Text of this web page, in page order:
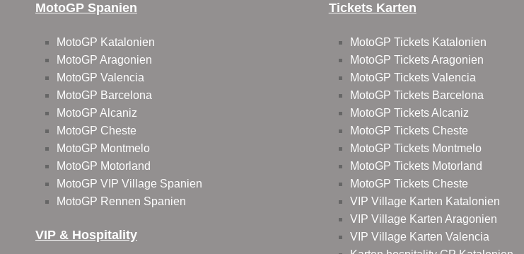
MotoGP Spanien
MotoGP Katalonien
MotoGP Aragonien
MotoGP Valencia
MotoGP Barcelona
MotoGP Alcaniz
MotoGP Cheste
MotoGP Montmelo
MotoGP Motorland
MotoGP VIP Village Spanien
MotoGP Rennen Spanien
VIP & Hospitality
Tickets Karten
MotoGP Tickets Katalonien
MotoGP Tickets Aragonien
MotoGP Tickets Valencia
MotoGP Tickets Barcelona
MotoGP Tickets Alcaniz
MotoGP Tickets Cheste
MotoGP Tickets Montmelo
MotoGP Tickets Motorland
MotoGP Tickets Cheste
VIP Village Karten Katalonien
VIP Village Karten Aragonien
VIP Village Karten Valencia